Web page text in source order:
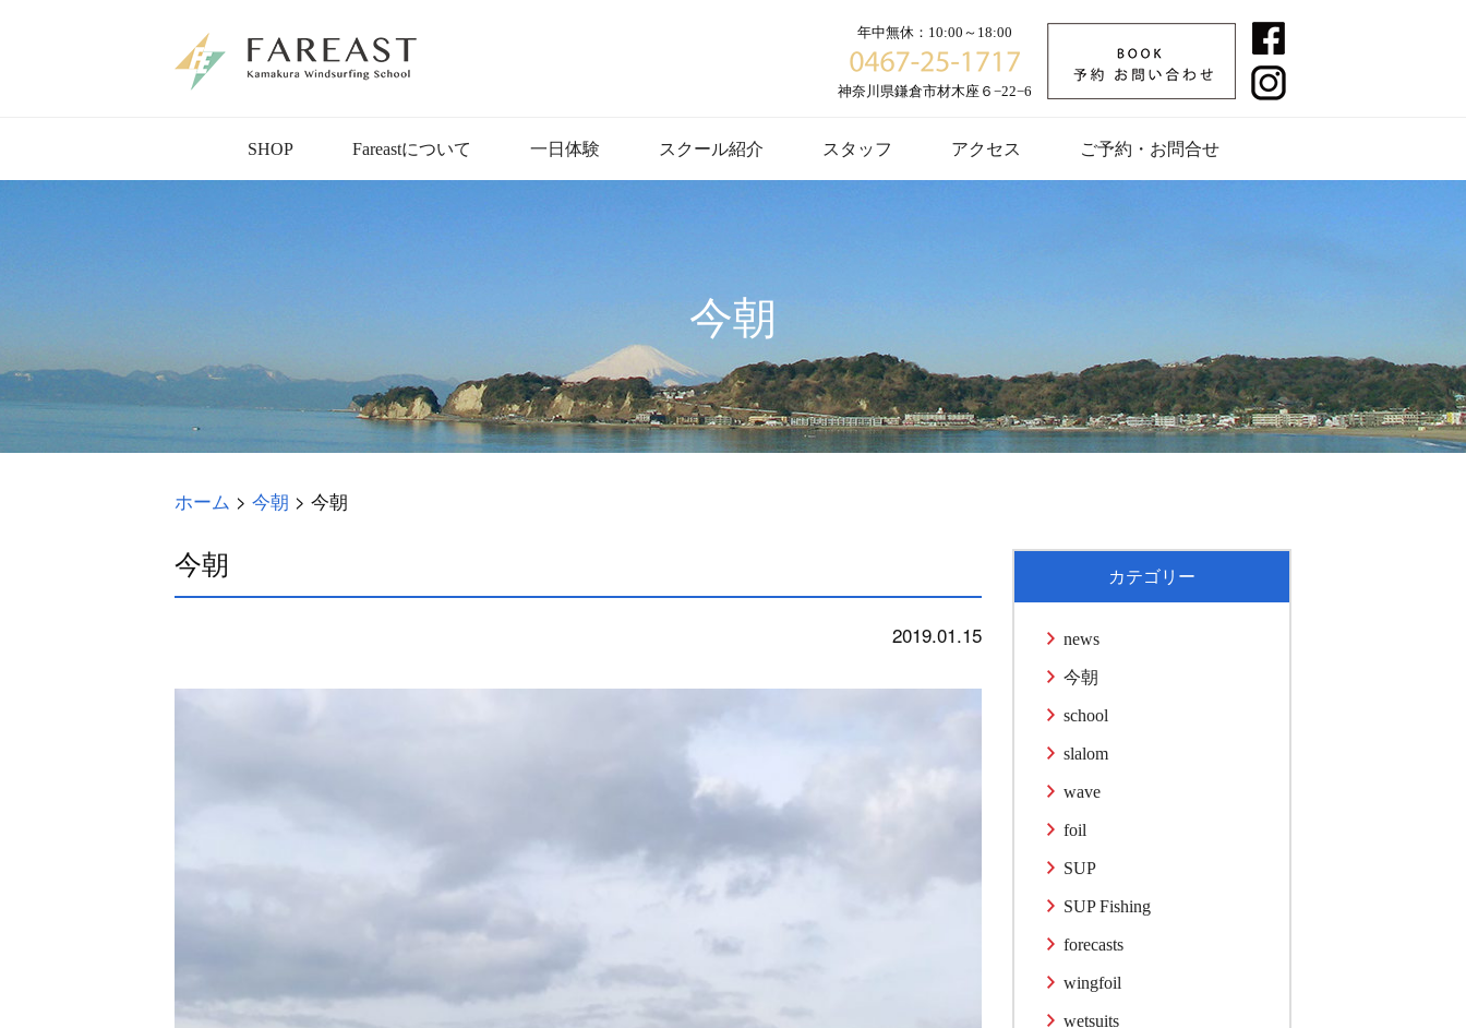
年中無休：10:00～18:00
神奈川県鎌倉市材木座６−22−6
SHOP Fareastについて 一日体験 スクール紹介 スタッフ アクセス ご予約・お問合せ
今朝
ホーム > 今朝 > 今朝
今朝
2019.01.15
カテゴリー
news
今朝
school
slalom
wave
foil
SUP
SUP Fishing
forecasts
wingfoil
wetsuits